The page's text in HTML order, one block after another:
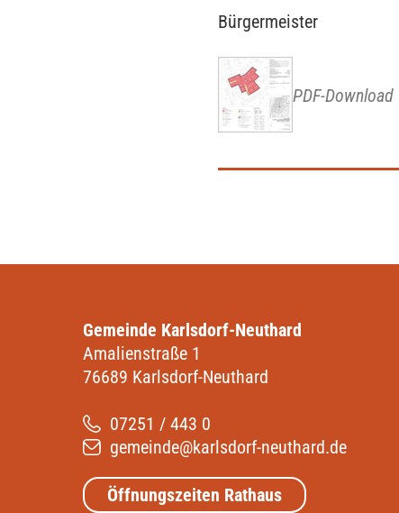
Bürgermeister
PDF-Download
Gemeinde Karlsdorf-Neuthard
Amalienstraße 1
76689 Karlsdorf-Neuthard
07251 / 443 0
gemeinde@karlsdorf-neuthard.de
Öffnungszeiten Rathaus